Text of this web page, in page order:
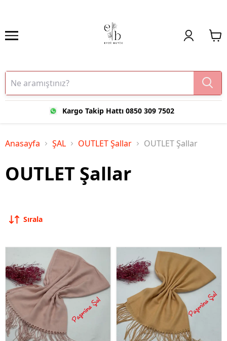
Kargo Takip Hattı 0850 309 7502
Anasayfa ŞAL OUTLET Şallar OUTLET Şallar
OUTLET Şallar
Sırala